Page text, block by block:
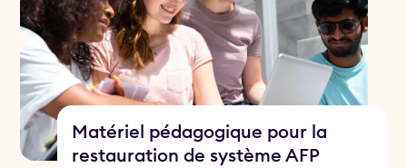
Matériel pédagogique pour la
restauration de système AFP